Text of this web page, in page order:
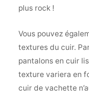
plus rock !
Vous pouvez
textures du cuir.
pantalons en cuir
texture variera en
cuir de vachette